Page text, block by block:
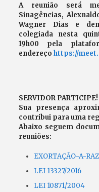
A reunião será
Sinagências,
Wagner Dias e
colegiada nesta
19h00 pela
endereço https://
SERVIDOR PARTICIPE!
Sua presença
contribui para uma
Abaixo seguem
reuniões:
EXORTAÇÃO-A-
LEI 13327/2016
LEI 10871/2004